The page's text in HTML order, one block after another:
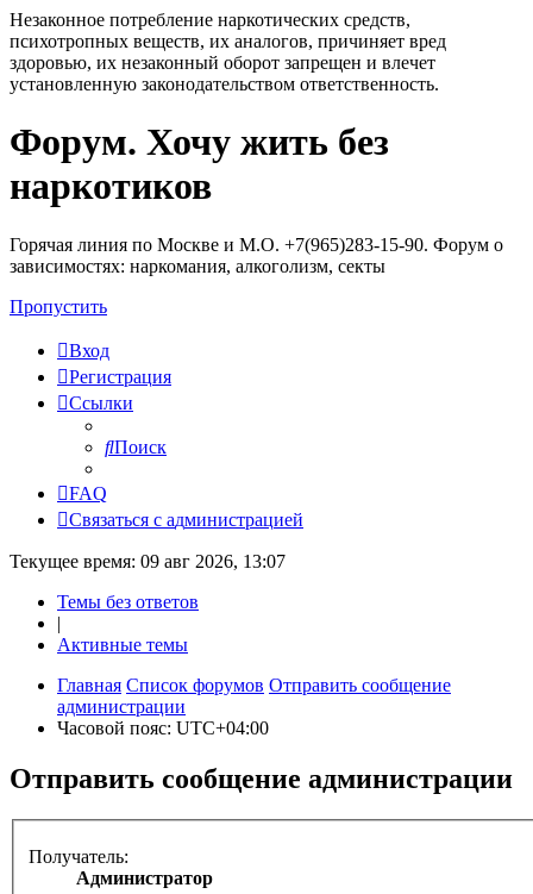
Незаконное потребление наркотических средств,
психотропных веществ, их аналогов, причиняет вред
здоровью, их незаконный оборот запрещен и влечет
установленную законодательством ответственность.
Регистрация
Форум. Хочу жить без
наркотиков
Горячая линия по Москве и М.О. +7(965)283-15-90. Форум о
зависимостях: наркомания, алкоголизм, секты
Пропустить
Вход
Регистрация
Ссылки
Поиск
FAQ
Связаться с администрацией
Текущее время: 09 авг 2026, 13:07
Темы без ответов
|
Активные темы
Главная Список форумов Отправить сообщение
администрации
Часовой пояс: UTC+04:00
Отправить сообщение администрации
Получатель:
Администратор